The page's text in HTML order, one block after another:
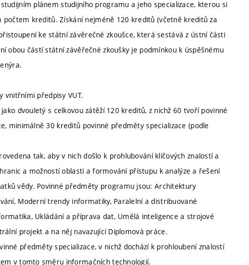
plánem studijního programu a jeho specializace, kterou si
kreditů. Získání nejméně 120 kreditů (včetně kreditů za
ke státní závěrečné zkoušce, která sestává z ústní části
obou částí státní závěřečné zkoušky je podmínkou k úspěšnému
vnitřními předpisy VUT.
dvouletý s celkovou zátěží 120 kreditů, z nichž 60 tvoří povinné
minimálně 30 kreditů povinné předměty specializace (podle
tak, aby v nich došlo k prohlubování klíčových znalostí a
a možností oblasti a formování přístupu k analýze a řešení
vědy. Povinné předměty programu jsou: Architektury
Moderní trendy informatiky, Paralelní a distribuované
Ukládání a příprava dat, Umělá inteligence a strojové
projekt a na něj navazující Diplomová práce.
předměty specializace, v nichž dochází k prohloubení znalostí
v tomto směru informačních technologií.